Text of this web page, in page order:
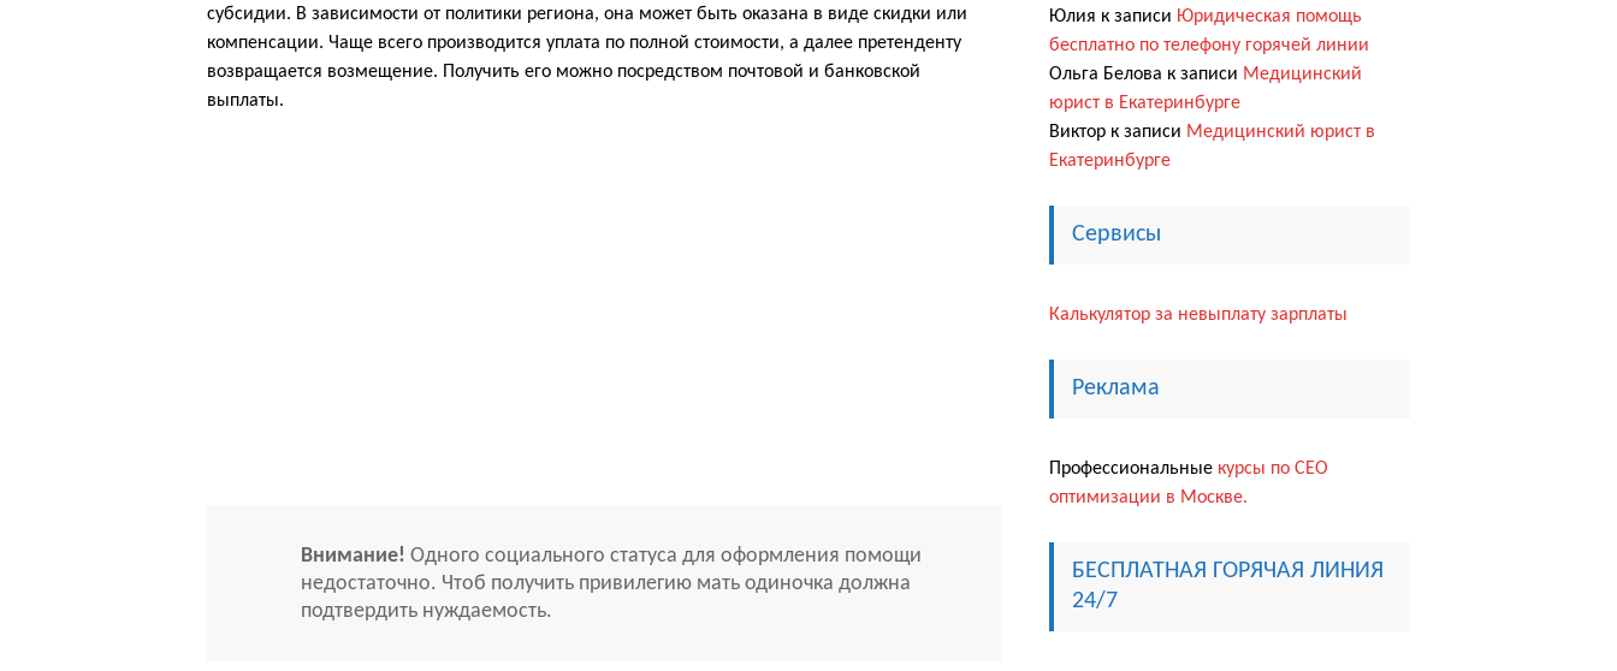
субсидии. В зависимости от политики региона, она может быть оказана в виде скидки или
компенсации. Чаще всего производится уплата по полной стоимости, а далее претенденту
возвращается возмещение. Получить его можно посредством почтовой и банковской
выплаты.
Внимание! Одного социального статуса для оформления помощи
недостаточно. Чтоб получить привилегию мать одиночка должна
подтвердить нуждаемость.
Юлия к записи Юридическая помощь
бесплатно по телефону горячей линии
Ольга Белова к записи Медицинский
юрист в Екатеринбурге
Виктор к записи Медицинский юрист в
Екатеринбурге
Сервисы
Калькулятор за невыплату зарплаты
Реклама
Профессиональные курсы по СЕО
оптимизации в Москве.
БЕСПЛАТНАЯ ГОРЯЧАЯ ЛИНИЯ
24/7